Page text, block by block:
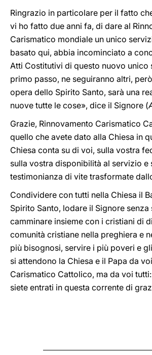
Ringrazio in particolare per il fatto
vi ho fatto due anni fa, di dare al
Carismatico mondiale un unico
basato qui, abbia incominciato a
Atti Costitutivi di questo nuovo unico
primo passo, ne seguiranno altri,
opera dello Spirito Santo, sarà una
nuove tutte le cose», dice ‎il Signore (
Grazie, Rinnovamento Carismatico
quello che avete dato alla Chiesa in
Chiesa conta su di voi, sulla vostra
sulla vostra disponibilità al servizio e
testimonianza di vite trasformate
Condividere con tutti nella Chiesa il
Spirito Santo, lodare il Signore senza
camminare insieme con i cristiani di
comunità cristiane nella preghiera e
più bisognosi, servire i più poveri e
si attendono la Chiesa e il Papa da
Carismatico Cattolico, ma da voi
siete entrati in questa corrente di